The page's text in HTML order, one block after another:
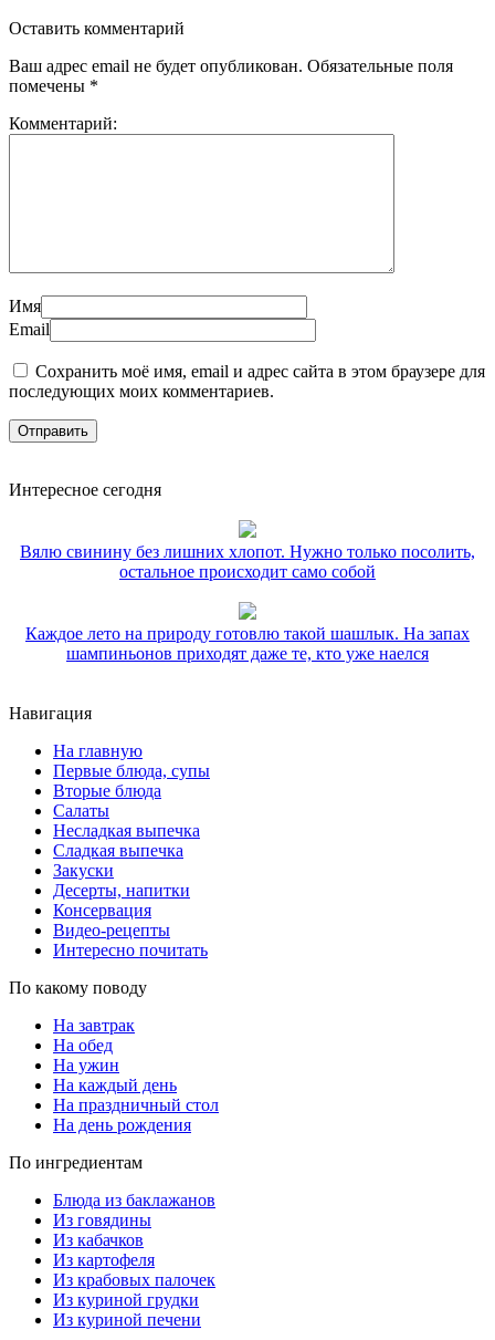
Оставить комментарий
Ваш адрес email не будет опубликован. Обязательные поля
помечены *
Комментарий:
Имя
Email
Сохранить моё имя, email и адрес сайта в этом браузере для
последующих моих комментариев.
Интересное сегодня
Вялю свинину без лишних хлопот. Нужно только посолить,
остальное происходит само собой
Каждое лето на природу готовлю такой шашлык. На запах
шампиньонов приходят даже те, кто уже наелся
Навигация
На главную
Первые блюда, супы
Вторые блюда
Салаты
Несладкая выпечка
Сладкая выпечка
Закуски
Десерты, напитки
Консервация
Видео-рецепты
Интересно почитать
По какому поводу
На завтрак
На обед
На ужин
На каждый день
На праздничный стол
На день рождения
По ингредиентам
Блюда из баклажанов
Из говядины
Из кабачков
Из картофеля
Из крабовых палочек
Из куриной грудки
Из куриной печени